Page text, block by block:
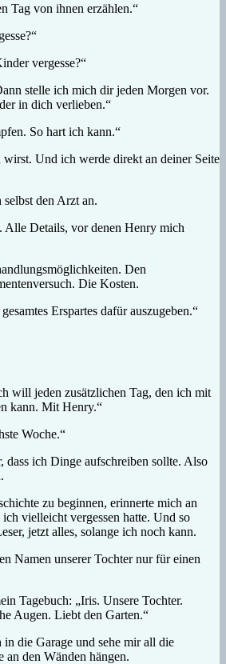
Tag von ihnen erzählen.“
vergesse?“
stelle ich mich dir jeden Morgen vor.
in dich verlieben.“
So hart ich kann.“
wirst. Und ich werde direkt an deiner Seite
den Arzt an.
Alle Details, vor denen Henry mich
Den
Die Kosten.
Erspartes dafür auszugeben.“
will jeden zusätzlichen Tag, den ich mit
kann. Mit Henry.“
Woche.“
dass ich Dinge aufschreiben sollte. Also
zu beginnen, erinnerte mich an
vielleicht vergessen hatte. Und so
jetzt alles, solange ich noch kann.
Namen unserer Tochter nur für einen
Tagebuch: „Iris. Unsere Tochter.
Augen. Liebt den Garten.“
die Garage und sehe mir all die
an den Wänden hängen.